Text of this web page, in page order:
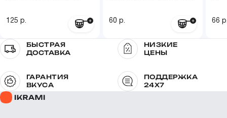
125 р. 60 р. 66
БЫСТРАЯ
ДОСТАВКА
НИЗКИЕ
ЦЕНЫ
ГАРАНТИЯ
ВКУСА
ПОДДЕРЖКА
24X7